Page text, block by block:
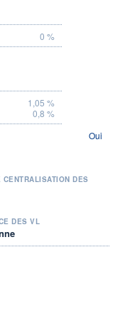
0 %
1,05 %
0,8 %
Oui
CENTRALISATION DES
DES VL